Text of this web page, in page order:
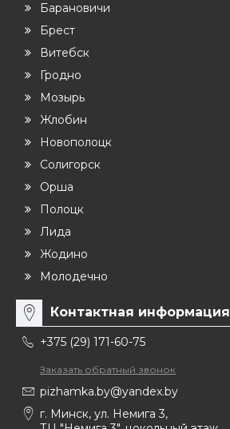
Барановичи
Брест
Витебск
Гродно
Мозырь
Жлобин
Новополоцк
Солигорск
Орша
Полоцк
Лида
Жодино
Молодечно
Контактная информация
+375 (29) 171-60-75
Заказать обратный звонок
pizhamka.by@yandex.by
г. Минск, ул. Немига 3,